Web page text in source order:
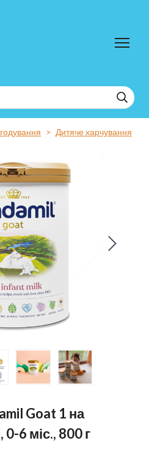
Дитяче харчування
Goat 1 на
6 міс., 800 г